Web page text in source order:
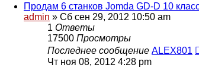
Продам 6 станков Jomda GD-D 10
admin » Сб сен 29, 2012 10:50 am
1 Ответы
17500 Просмотры
Последнее сообщение ALEX801
Чт ноя 08, 2012 4:28 pm